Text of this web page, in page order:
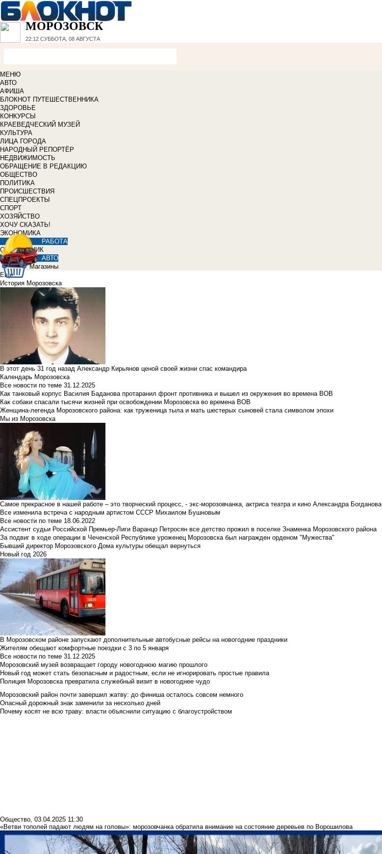
МОРОЗОВСК
22:12 СУББОТА, 08 АВГУСТА
МЕНЮ
АВТО
АФИША
БЛОКНОТ ПУТЕШЕСТВЕННИКА
ЗДОРОВЬЕ
КОНКУРСЫ
КРАЕВЕДЧЕСКИЙ МУЗЕЙ
КУЛЬТУРА
ЛИЦА ГОРОДА
НАРОДНЫЙ РЕПОРТЁР
НЕДВИЖИМОСТЬ
ОБРАЩЕНИЕ В РЕДАКЦИЮ
ОБЩЕСТВО
ПОЛИТИКА
ПРОИСШЕСТВИЯ
СПЕЦПРОЕКТЫ
СПОРТ
ХОЗЯЙСТВО
ХОЧУ СКАЗАТЬ!
ЭКОНОМИКА
РАБОТА
СПРАВОЧНИК
АВТО
Магазины
Еще
История Морозовска
В этот день 31 год назад Александр Кирьянов ценой своей жизни спас командира
Календарь Морозовска
Все новости по теме 31.12.2025
Как танковый корпус Василия Баданова протаранил фронт противника и вышел из окружения во времена ВОВ
Как собаки спасали тысячи жизней при освобождении Морозовска во времена ВОВ
Женщина-легенда Морозовского района: как труженица тыла и мать шестерых сыновей стала символом эпохи
Мы из Морозовска
Самое прекрасное в нашей работе – это творческий процесс, - экс-морозовчанка, актриса театра и кино Александра Богданова
Все изменила встреча с народным артистом СССР Михаилом Бушновым
Все новости по теме 18.06.2022
Ассистент судьи Российской Премьер-Лиги Варанцо Петросян все детство прожил в поселке Знаменка Морозовского района
За подвиг в ходе операции в Чеченской Республике уроженец Морозовска был награжден орденом "Мужества"
Бывший директор Морозовского Дома культуры обещал вернуться
Новый год 2026
В Морозовском районе запускают дополнительные автобусные рейсы на новогодние праздники
Жителям обещают комфортные поездки с 3 по 5 января
Все новости по теме 31.12.2025
Морозовский музей возвращает городу новогоднюю магию прошлого
Новый год может стать безопасным и радостным, если не игнорировать простые правила
Полиция Морозовска превратила служебный визит в новогоднее чудо
Морозовский район почти завершил жатву: до финиша осталось совсем немного
Опасный дорожный знак заменили за несколько дней
Почему косят не всю траву: власти объяснили ситуацию с благоустройством
Общество, 03.04.2025 11:30
«Ветви тополей падают людям на головы»: морозовчанка обратила внимание на состояние деревьев по Ворошилова